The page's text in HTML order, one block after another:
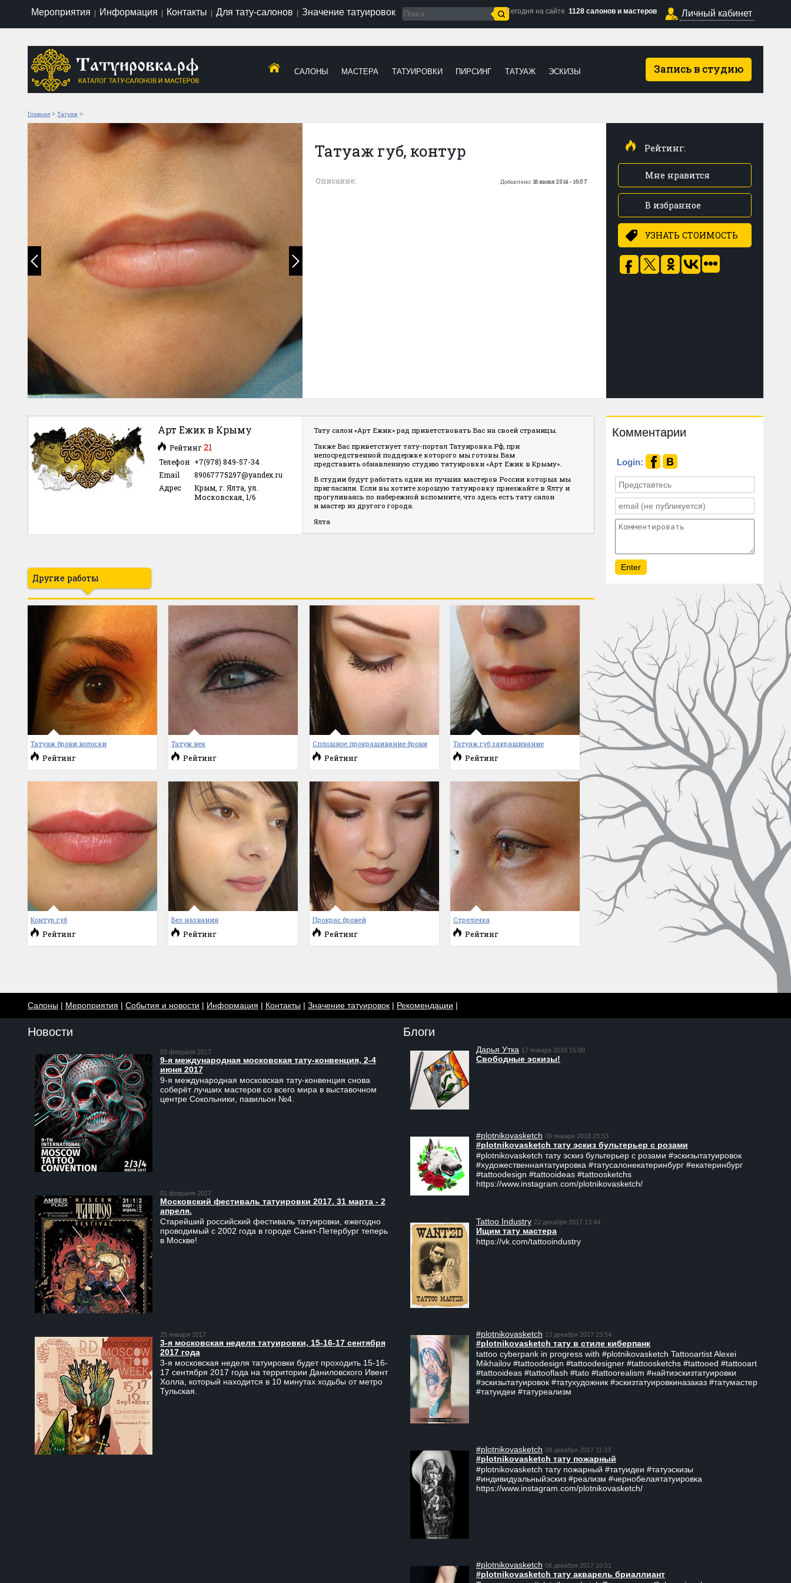
Мероприятия Информация Контакты Для тату-салонов Значение татуировок Сегодня на сайте 1128 салонов и мастеров Личный кабинет
Запись в студию
САЛОНЫ МАСТЕРА ТАТУИРОВКИ ПИРСИНГ ТАТУАЖ ЭСКИЗЫ
Главная > Татуаж >
Татуаж губ, контур
Описание: Добавлено: 18 июня 2014 - 16:57
Рейтинг:
Мне нравится
В избранное
УЗНАТЬ СТОИМОСТЬ
Арт Ежик в Крыму
Рейтинг21
Телефон +7(978) 849-57-34
Email
89067775297@yandex.ru
Адрес
Крым, г. Ялта, ул.
Московская, 1/6
Тату салон «Арт Ежик» рад приветствовать Вас на своей страницы.
Также Вас приветствует тату-портал Татуировка.Рф, при
непосредственной поддержке которого мы готовы Вам
представить обнавленную студию татуировки «Арт Ежик в Крыму».
В студии будут работать одни из лучших мастеров России которых мы
пригласили. Если вы хотите хорошую татуировку приезжайте в Ялту и
прогуливаясь по набережной вспомните, что здесь есть тату салон
и мастер из другого города.
Ялта
Другие работы
Татуаж брови волоски
Рейтинг
Татуж век
Рейтинг
Сплошное прокрашивание брови
Рейтинг
Татуаж губ закрашивание
Рейтинг
Контур губ
Рейтинг
Без названия
Рейтинг
Прокрас бровей
Рейтинг
Стрелочка
Рейтинг
Комментарии
Login:
Салоны | Мероприятия | События и новости | Информация | Контакты | Значение татуировок | Рекомендации |
Новости
03 февраля 2017
9-я международная московская тату-конвенция, 2-4
июня 2017
9-я международная московская тату-конвенция снова
соберёт лучших мастеров со всего мира в выставочном
центре Сокольники, павильон №4.
01 февраля 2017
Московский фестиваль татуировки 2017. 31 марта - 2
апреля.
Старейший российский фестиваль татуировки, ежегодно
проводимый с 2002 года в городе Санкт-Петербург теперь
в Москве!
25 января 2017
3-я московская неделя татуировки, 15-16-17 сентября
2017 года
3-я московская неделя татуировки будет проходить 15-16-
17 сентября 2017 года на территории Даниловского Ивент
Холла, который находится в 10 минутах ходьбы от метро
Тульская.
Блоги
Дарья Утка 17 января 2018 15:00
Свободные эскизы!
#plotnikovasketch 09 января 2018 23:53
#plotnikovasketch тату эскиз бультерьер с розами
#plotnikovasketch тату эскиз бультерьер с розами #эскизытатуировок
#художественнаятатуировка #татусалонекатеринбург #екатеринбург
#tattoodesign #tattooideas #tattoosketchs
https://www.instagram.com/plotnikovasketch/
Tattoo Industry 22 декабря 2017 13:44
Ищим тату мастера
https://vk.com/tattooindustry
#plotnikovasketch 13 декабря 2017 23:54
#plotnikovasketch тату в стиле киберпанк
tattoo cyberpank in progress with #plotnikovasketch Tattooartist Alexei
Mikhailov #tattoodesign #tattoodesigner #tattoosketchs #tattooed #tattooart
#tattooideas #tattooflash #tato #tattoorealism #найтиэскизтатуировки
#эскизытатуировок #татухудожник #эскизтатуировкиназаказ #татумастер
#татуидеи #татуреализм
#plotnikovasketch 09 декабря 2017 11:33
#plotnikovasketch тату пожарный
#plotnikovasketch тату пожарный #татуидеи #татуэскизы
#индивидуальныйэскиз #реализм #чернобелаятатуировка
https://www.instagram.com/plotnikovasketch/
#plotnikovasketch 06 декабря 2017 10:51
#plotnikovasketch тату акварель бриаллиант